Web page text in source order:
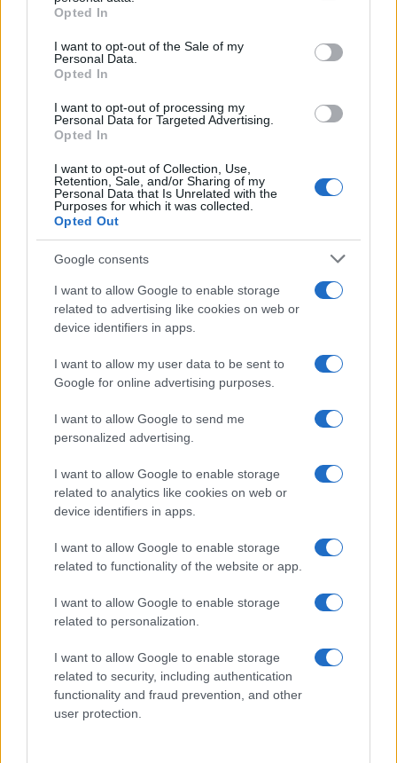
Please note that this website/app uses one or more Google
services and may gather and store information including but
not limited to your visit or usage behaviour. You may click to
grant or deny consent to Google and its third-party tags to
consent section.
Opted In
I want to opt-out of the Sale of my
Personal Data.
Opted In
I want to opt-out of processing my
Personal Data for Targeted Advertising.
Opted In
I want to opt-out of Collection, Use,
Retention, Sale, and/or Sharing of my
Personal Data that Is Unrelated with the
Purposes for which it was collected.
Opted Out
Google consents
I want to allow Google to enable storage
related to advertising like cookies on web or
device identifiers in apps.
I want to allow my user data to be sent to
Google for online advertising purposes.
I want to allow Google to send me
personalized advertising.
I want to allow Google to enable storage
related to analytics like cookies on web or
device identifiers in apps.
I want to allow Google to enable storage
related to functionality of the website or app.
I want to allow Google to enable storage
related to personalization.
I want to allow Google to enable storage
related to security, including authentication
functionality and fraud prevention, and other
user protection.
InvestirMag
Germania
Investieren24
UK
News Hub UK
Lgbtq News
Olanda
Investeren 24